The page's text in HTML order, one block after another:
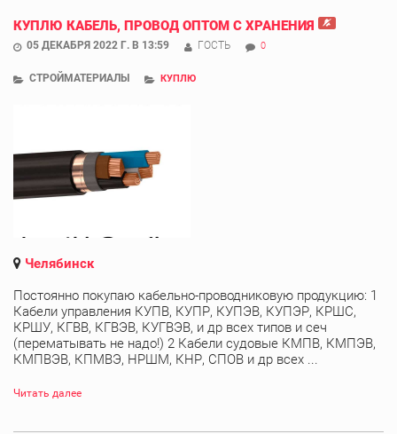
КУПЛЮ КАБЕЛЬ, ПРОВОД ОПТОМ С ХРАНЕНИЯ
05 ДЕКАБРЯ 2022 Г. В 13:59 ГОСТЬ 0
СТРОЙМАТЕРИАЛЫ КУПЛЮ
Челябинск
Постоянно покупаю кабельно-проводниковую продукцию: 1
Кабели управления КУПВ, КУПР, КУПЭВ, КУПЭР, КРШС,
КРШУ, КГВВ, КГВЭВ, КУГВЭВ, и др всех типов и сеч
(перематывать не надо!) 2 Кабели судовые КМПВ, КМПЭВ,
КМПВЭВ, КПМВЭ, НРШМ, КНР, СПОВ и др всех ...
Читать далее